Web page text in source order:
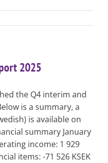
2025
the Q4 interim and
is a summary, a
is available on
summary January
income: 1 929
items: -71 526 KSEK